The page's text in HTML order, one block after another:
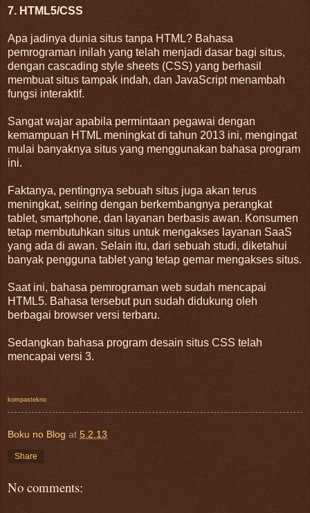
7. HTML5/CSS
Apa jadinya dunia situs tanpa HTML? Bahasa
pemrograman inilah yang telah menjadi dasar bagi situs,
dengan cascading style sheets (CSS) yang berhasil
membuat situs tampak indah, dan JavaScript menambah
fungsi interaktif.
Sangat wajar apabila permintaan pegawai dengan
kemampuan HTML meningkat di tahun 2013 ini, mengingat
mulai banyaknya situs yang menggunakan bahasa program
ini.
Faktanya, pentingnya sebuah situs juga akan terus
meningkat, seiring dengan berkembangnya perangkat
tablet, smartphone, dan layanan berbasis awan. Konsumen
tetap membutuhkan situs untuk mengakses layanan SaaS
yang ada di awan. Selain itu, dari sebuah studi, diketahui
banyak pengguna tablet yang tetap gemar mengakses situs.
Saat ini, bahasa pemrograman web sudah mencapai
HTML5. Bahasa tersebut pun sudah didukung oleh
berbagai browser versi terbaru.
Sedangkan bahasa program desain situs CSS telah
mencapai versi 3.
kompastekno
Boku no Blog at 5.2.13
Share
No comments: